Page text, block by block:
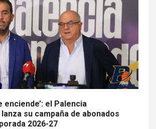
enciende’: el Palencia
su campaña de abonados
2026-27